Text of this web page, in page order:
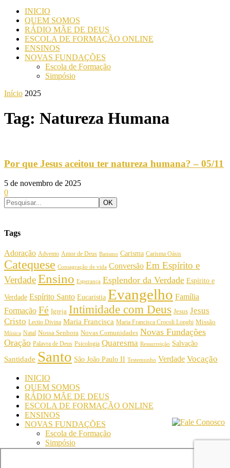
INICIO
QUEM SOMOS
RÁDIO MÃE DE DEUS
ESCOLA DE FORMAÇÃO ONLINE
ENSINOS
NOVAS FUNDAÇÕES
Escola de Formação
Simpósio
Início 2025
Tag: Natureza Humana
Por que Jesus aceitou ter natureza humana? – 05/11
5 de novembro de 2025
0
Tags
Adoração Advento Amor de Deus Batismo Carisma Carisma Oásis
Catequese Consagração de vida Conversão Em Espírito e
VerdadeEnsino Esperança Esplendor da Verdade Espírito e
Verdade Espírito Santo Eucaristia Evangelho Família
Formação Fé Igreja Intimidade com Deus Jesus Jesus
Cristo Lectio Divina Maria Francisca Maria Francisca Crocoli Longhi Missão
Música Natal Nossa Senhora Novas Comunidades Novas Fundações
Oração Palavra de Deus Psicologia Quaresma Ressurreição Salvação
Santidade Santo São João Paulo II Testemunho Verdade Vocação
INICIO
QUEM SOMOS
RÁDIO MÃE DE DEUS
ESCOLA DE FORMAÇÃO ONLINE
ENSINOS
NOVAS FUNDAÇÕES
Escola de Formação
Simpósio